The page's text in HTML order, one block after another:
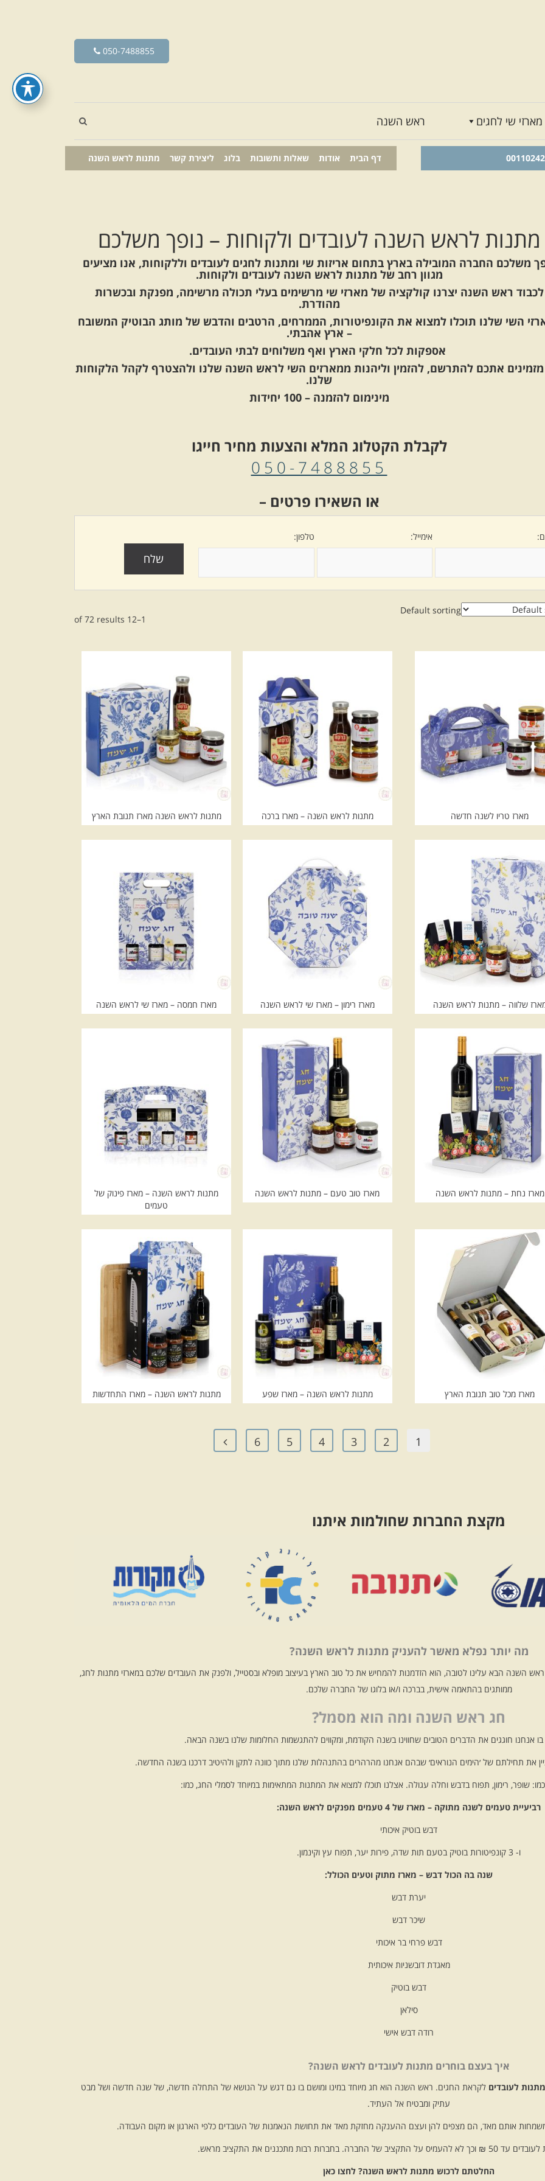
050-7488855
מארזי שי לחגים ראש השנה
דף הבית אודות שאלות ותשובות בלוג ליצירת קשר מתנות לראש השנה
מתנות לראש השנה לעובדים ולקוחות – נופך משלכם
משלכם החברה המובילה בארץ בתחום אריזות שי ומתנות לחגים לעובדים וללקוחות, אנו מציעים
מגוון רחב של מתנות לראש השנה לעובדים ולקוחות.
לכבוד ראש השנה יצרנו קולקציה של מארזי שי מרשימיםבעלי תכולה מרשימה, מפנקת ובכשרות
מהודרת.
השי שלנו תוכלו למצוא את הקונפיטורות, הממרחים, הרטבים והדבש של מותג הבוטיק המשובח
– ארץ אהבתי.
אספקות לכל חלקי הארץ ואף משלוחים לבתי העובדים.
מזמינים אתכם להתרשם, להזמין וליהנות ממארזים השי לראש השנה שלנו ולהצטרף לקהל הלקוחות
שלנו.
מינימום להזמנה – 100 יחידות
לקבלת הקטלוג המלא והצעות מחיר חייגו
050-7488855
או השאירו פרטים –
אימייל: טלפון:
1–12 of 72 results
Default sorting
מארז טריו לשנה חדשה מתנות לראש השנה – מארז ברכה מתנות לראש השנה מארז תנובת הארץ
שלווה – מתנות לראש השנה מארז רימון – מארז שי לראש השנה מארז חמסה – מארז שי לראש השנה
מארז נחת – מתנות לראש השנה מארז טוב טעם – מתנות לראש השנה
מתנות לראש השנה – מארז פינוק של
טעמים
מארז מכל טוב תנובת הארץ מתנות לראש השנה – מארז שפע מתנות לראש השנה – מארז התחדשות
1
2
3
4
5
6
מקצת החברות שחולמות איתנו
מה יותר נפלא מאשר להעניק מתנות לראש השנה?
השנה הבא עלינו לטובה, הוא הזדמנות להמחיש את כל טוב הארץ בעיצוב מופלא ובסטייל, ולפנק את העובדים שלכם במארזי מתנות לחג,
ממותגים בהתאמה אישית, בברכה ו/או בלוגו של החברה שלכם.
חג ראש השנה ומה הוא מסמל?
אנחנו חוגגים את הדברים הטובים שחווינו בשנה הקודמת, ומקווים להתגשמות החלומות שלנו בשנה הבאה.
את תחילתם של ׳הימים הנוראים׳ שבהם אנחנו מהרהרים בהתנהלות שלנו מתוך כוונה לתקן ולהיטיב דרכנו בשנה החדשה.
שופר, רימון, תפוח בדבש וחלה עגולה. אצלנו תוכלו למצוא את המתנות המתאימות במיוחד לסמלי החג, כמו:
רביעיית טעמים לשנה מתוקה – מארז של 4 טעמים מפנקים לראש השנה:
דבש בוטיק איכותי
ו- 3 קונפיטורות בוטיק בטעם תות שדה, פירות יער, תפוח עץ וקינמון.
שנה בה הכול דבש – מארז מתוק וטעים הכולל:
יערת דבש
שיכר דבש
דבש פרחי בר איכותי
מאגדת דובשניות איכותית
דבש בוטיק
סילאן
רודה דבש אישי
איך בעצם בוחרים מתנות לעובדים לראש השנה?
מתנות לעובדים לקראת החגים. ראש השנה הוא חג מיוחד במינו ומושם בו גם דגש על הנושא של התחלה חדשה, של שנה חדשה ושל מבט
עתיק ומבטיח אל העתיד.
אותם מאד, הם מצפים להן ועצם ההענקה מחזקת מאד את תחושת הנאמנות של העובדים כלפי הארגון או מקום העבודה.
בחברות רבות מתכננים את התקציב מראש.
החלטתם לרכוש מתנות לראש השנה? לחצו כאן